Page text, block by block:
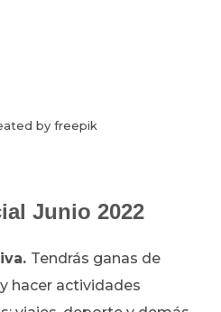
by freepik
Junio 2022
Tendrás ganas de
hacer actividades